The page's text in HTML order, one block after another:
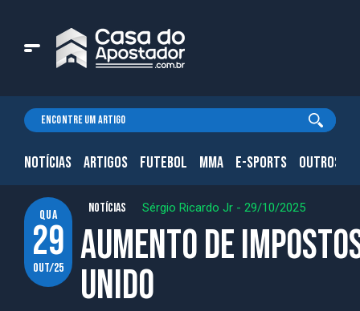
NOTÍCIAS ARTIGOS FUTEBOL MMA E-SPORTS OUTROS.
qua
29
out/25
NOTÍCIAS Sérgio Ricardo Jr - 29/10/2025
Aumento de
Unido